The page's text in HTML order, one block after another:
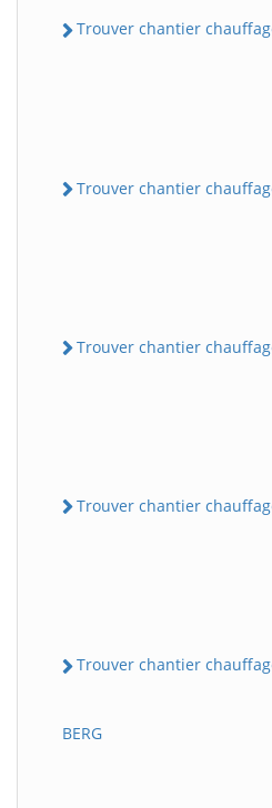
Trouver chantier
Trouver chantier
Trouver chantier
Trouver chantier
Trouver chantier
BERG